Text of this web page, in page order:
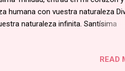
humana con vuestra naturaleza
naturaleza infinita. Santísima
para que camine por las sendas
READ